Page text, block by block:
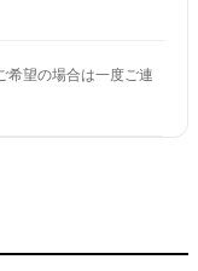
希望の場合は一度ご連